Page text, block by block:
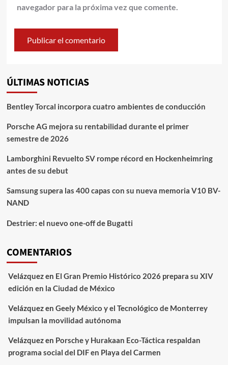
navegador para la próxima vez que comente.
ÚLTIMAS NOTICIAS
Bentley Torcal incorpora cuatro ambientes de conducción
Porsche AG mejora su rentabilidad durante el primer
semestre de 2026
Lamborghini Revuelto SV rompe récord en Hockenheimring
antes de su debut
Samsung supera las 400 capas con su nueva memoria V10 BV-
NAND
Destrier: el nuevo one-off de Bugatti
COMENTARIOS
Velázquezen El Gran Premio Histórico 2026 prepara su XIV
edición en la Ciudad de México
Velázquezen Geely México y el Tecnológico de Monterrey
impulsan la movilidad autónoma
Velázquezen Porsche y Hurakaan Eco-Táctica respaldan
programa social del DIF en Playa del Carmen